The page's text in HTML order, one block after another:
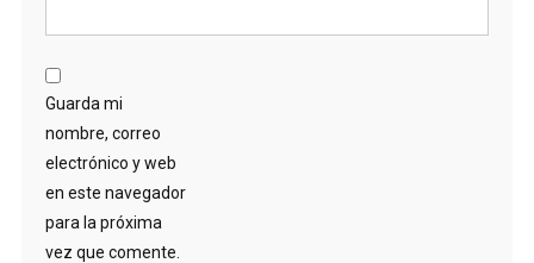
Guarda mi
nombre, correo
electrónico y web
en este navegador
para la próxima
vez que comente.